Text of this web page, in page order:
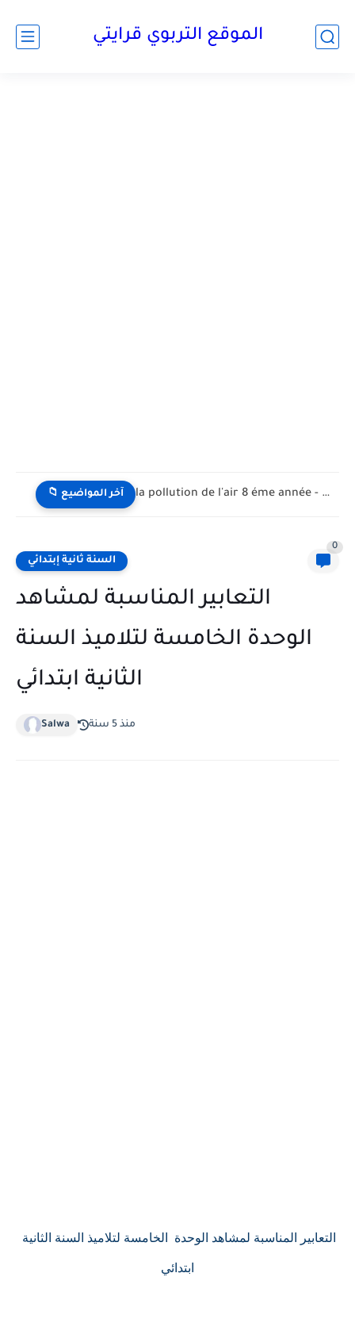
الموقع التربوي قرايتي
📁 آخر المواضيع la pollution de l'air 8 éme année - تلوث الهواء...
السنة ثانية إبتدائي
0
التعابير المناسبة لمشاهد
الوحدة الخامسة لتلاميذ السنة
الثانية ابتدائي
Salwa منذ 5 سنة
ابتدائي